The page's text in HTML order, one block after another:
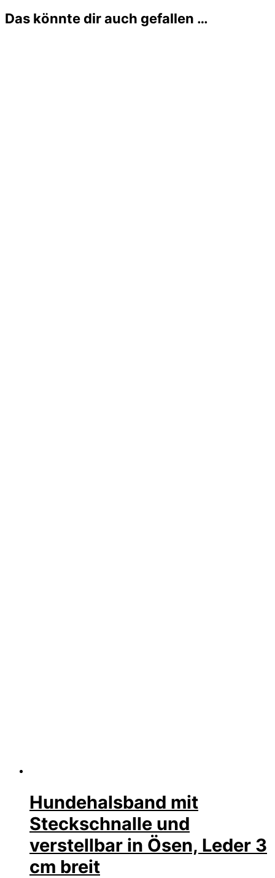
Das könnte dir auch gefallen …
Hundehalsband mit
Steckschnalle und
verstellbar in Ösen, Leder 3
cm breit